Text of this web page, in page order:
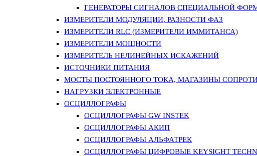
ГЕНЕРАТОРЫ СИГНАЛОВ СПЕЦИАЛЬНОЙ
ИЗМЕРИТЕЛИ МОДУЛЯЦИИ, РАЗНОСТИ ФАЗ
ИЗМЕРИТЕЛИ RLC (ИЗМЕРИТЕЛИ ИММИТАНСА)
ИЗМЕРИТЕЛИ МОЩНОСТИ
ИЗМЕРИТЕЛЬ НЕЛИНЕЙНЫХ ИСКАЖЕНИЙ
ИСТОЧНИКИ ПИТАНИЯ
МОСТЫ ПОСТОЯННОГО ТОКА, МАГАЗИНЫ
НАГРУЗКИ ЭЛЕКТРОННЫЕ
ОСЦИЛЛОГРАФЫ
ОСЦИЛЛОГРАФЫ GW INSTEK
ОСЦИЛЛОГРАФЫ АКИП
ОСЦИЛЛОГРАФЫ АЛЬФАТРЕК
ОСЦИЛЛОГРАФЫ ЦИФРОВЫЕ KEYSIGHT